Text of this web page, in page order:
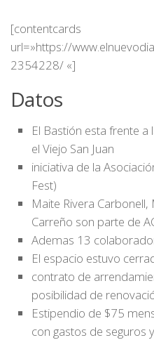
[contentcards
url=»https://
2354228/ «]
Datos
El Bastión esta frente a
el Viejo San Juan
iniciativa de la
Fest)
Maite Rivera Carbonell,
Carreño son parte de
Ademas 13
El espacio estuvo
contrato de
posibilidad de
Estipendio de $75
con gastos de seguros